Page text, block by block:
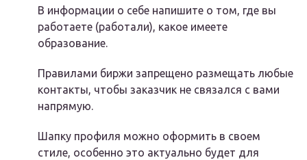
В информации о себе напишите о том, где вы
работаете (работали), какое имеете
образование.
Правилами биржи запрещено размещать любые
контакты, чтобы заказчик не связался с вами
напрямую.
Шапку профиля можно оформить в своем
стиле, особенно это актуально будет для